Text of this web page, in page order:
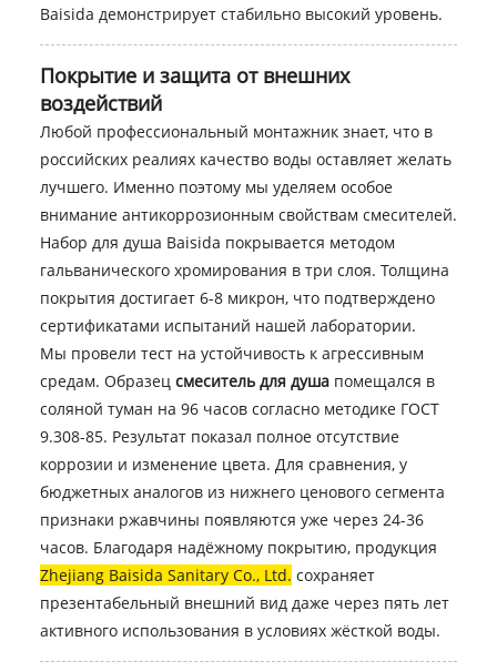
Baisida демонстрирует стабильно высокий уровень.
Покрытие и защита от внешних
воздействий
Любой профессиональный монтажник знает, что в
российских реалиях качество воды оставляет желать
лучшего. Именно поэтому мы уделяем особое
внимание антикоррозионным свойствам смесителей.
Набор для душа Baisida покрывается методом
гальванического хромирования в три слоя. Толщина
покрытия достигает 6-8 микрон, что подтверждено
сертификатами испытаний нашей лаборатории.
Мы провели тест на устойчивость к агрессивным
средам. Образец смеситель для душапомещался в
соляной туман на 96 часов согласно методике ГОСТ
9.308-85. Результат показал полное отсутствие
коррозии и изменение цвета. Для сравнения, у
бюджетных аналогов из нижнего ценового сегмента
признаки ржавчины появляются уже через 24-36
часов. Благодаря надёжному покрытию, продукция
Zhejiang Baisida Sanitary Co., Ltd. сохраняет
презентабельный внешний вид даже через пять лет
активного использования в условиях жёсткой воды.